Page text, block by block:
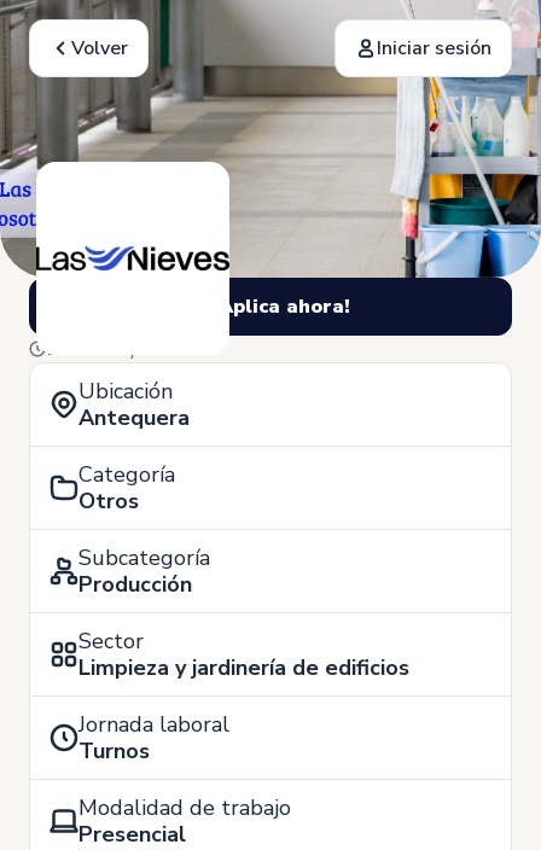
Volver Iniciar sesión
¡Aplica ahora!
12 de Mayo
Ubicación
Antequera
Categoría
Otros
Subcategoría
Producción
Sector
Limpieza y jardinería de edificios
Jornada laboral
Turnos
Modalidad de trabajo
Presencial